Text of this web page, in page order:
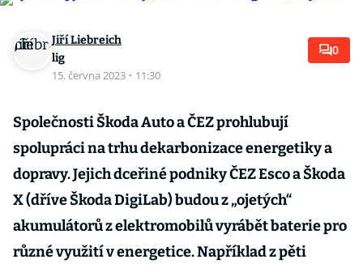
Jiří Liebreich
lig
15. června 2023 · 11:30
0
Společnosti Škoda Auto a ČEZ prohlubují
spolupráci na trhu dekarbonizace energetiky a
dopravy. Jejich dceřiné podniky ČEZ Esco a Škoda
X (dříve Škoda DigiLab) budou z „ojetých“
akumulátorů z elektromobilů vyrábět baterie pro
různé využití v energetice. Například z pěti